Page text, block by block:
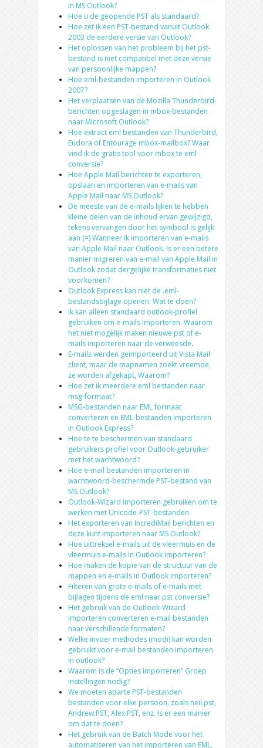
in MS Outlook?
Hoe u de geopende PST als standaard?
Hoe zet ik een PST-bestand vanuit Outlook
2003 de eerdere versie van Outlook?
Het oplossen van het probleem bij het pst-
bestand is niet compatibel met deze versie
van persoonlijke mappen?
Hoe eml-bestanden importeren in Outlook
2007?
Het verplaatsen van de Mozilla Thunderbird-
berichten opgeslagen in mbox-bestanden
naar Microsoft Outlook?
Hoe extract eml bestanden van Thunderbird,
Eudora of Entourage mbox-mailbox? Waar
vind ik de gratis tool voor mbox te eml
conversie?
Hoe Apple Mail berichten te exporteren,
opslaan en importeren van e-mails van
Apple Mail naar MS Outlook?
De meeste van de e-mails lijken te hebben
kleine delen van de inhoud ervan gewijzigd,
tekens vervangen door het symbool is gelijk
aan (=) Wanneer ik importeren van e-mails
van Apple Mail naar Outlook. Is er een betere
manier migreren van e-mail van Apple Mail in
Outlook zodat dergelijke transformaties niet
voorkomen?
Outlook Express kan niet de .eml-
bestandsbijlage openen. Wat te doen?
Ik kan alleen standaard outlook-profiel
gebruiken om e-mails importeren. Waarom
het niet mogelijk maken nieuwe pst of e-
mails importeren naar de verweesde.
E-mails werden geïmporteerd uit Vista Mail
client, maar de mapnamen zoekt vreemde,
ze worden afgekapt, Waarom?
Hoe zet ik meerdere eml bestanden naar
msg-formaat?
MSG-bestanden naar EML formaat
converteren en EML-bestanden importeren
in Outlook Express?
Hoe te te beschermen van standaard
gebruikers profiel voor Outlook-gebruiker
met het wachtwoord?
Hoe e-mail bestanden importeren in
wachtwoord-beschermde PST-bestand van
MS Outlook?
Outlook-Wizard importeren gebruiken om te
werken met Unicode-PST-bestanden
Het exporteren van IncrediMail berichten en
deze kunt importeren naar MS Outlook?
Hoe uittreksel e-mails uit de vleermuis en de
vleermuis e-mails in Outlook importeren?
Hoe maken de kopie van de structuur van de
mappen en e-mails in Outlook importeren?
Filteren van grote e-mails of e-mails met
bijlagen tijdens de eml naar pst conversie?
Het gebruik van de Outlook-Wizard
importeren converteren e-mail bestanden
naar verschillende formaten?
Welke invoer methodes (modi) kan worden
gebruikt voor e-mail bestanden importeren
in outlook?
Waarom is de “Opties importeren” Groep
instellingen nodig?
We moeten aparte PST-bestanden
bestanden voor elke persoon, zoals neil.pst,
Andrew.PST, Alex.PST, enz. Is er een manier
om dat te doen?
Het gebruik van de Batch Mode voor het
automatiseren van het importeren van EML,